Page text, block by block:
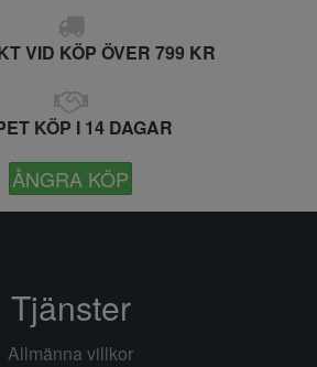
VID KÖP ÖVER 799 KR
KÖP I 14 DAGAR
ÅNGRA KÖP
Tjänster
Allmänna villkor